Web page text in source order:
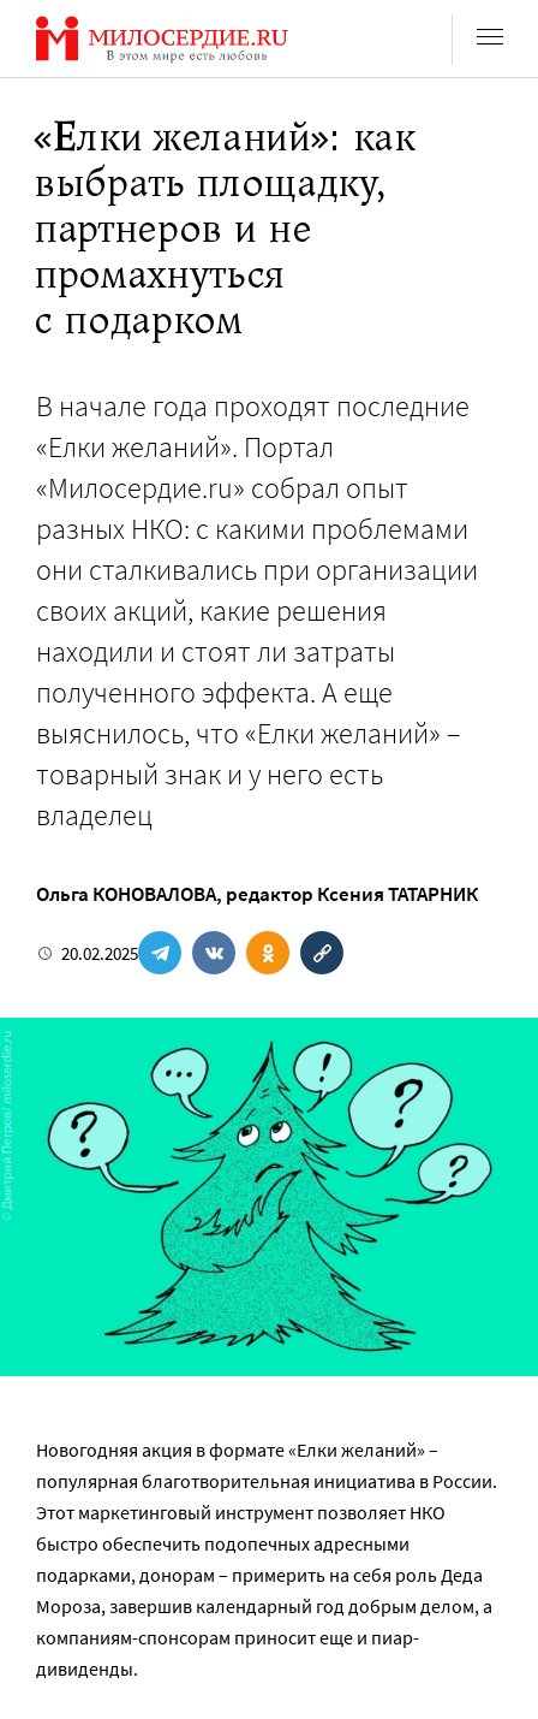
Перейти
содержанию
«Елки желаний»: как
выбрать площадку,
партнеров и не
промахнуться
с подарком
В начале года проходят последние
«Елки желаний». Портал
«Милосердие.ru» собрал опыт
разных НКО: с какими проблемами
они сталкивались при организации
своих акций, какие решения
находили и стоят ли затраты
полученного эффекта. А еще
выяснилось, что «Елки желаний» –
товарный знак и у него есть
владелец
Ольга КОНОВАЛОВА, редактор Ксения ТАТАРНИК
20.02.2025
Новогодняя акция в формате «Елки желаний» –
популярная благотворительная инициатива в России.
Этот маркетинговый инструмент позволяет НКО
быстро обеспечить подопечных адресными
подарками, донорам – примерить на себя роль Деда
Мороза, завершив календарный год добрым делом, а
компаниям-спонсорам приносит еще и пиар-
дивиденды.